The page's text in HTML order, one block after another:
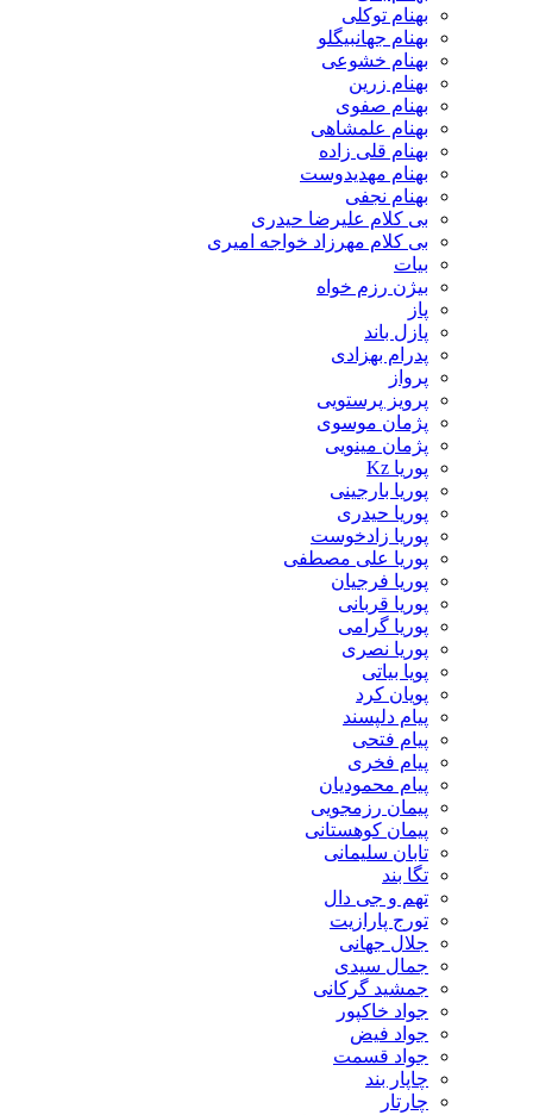
بهنام توکلی
بهنام جهانبیگلو
بهنام خشوعی
بهنام زرین
بهنام صفوی
بهنام علمشاهی
بهنام قلی زاده
بهنام مهدیدوست
بهنام نجفی
بی کلام علیرضا حیدری
بی کلام مهرزاد خواجه امیری
بیات
بیژن رزم خواه
پاز
پازل باند
پدرام بهزادی
پرواز
پرویز پرستویی
پژمان موسوی
پژمان مینویی
پوریا Kz
پوریا بارجینی
پوریا حیدری
پوریا زادخوست
پوریا علی مصطفی
پوریا فرجیان
پوریا قربانی
پوریا گرامی
پوریا نصری
پویا بیاتی
پویان کرد
پیام دلپسند
پیام فتحی
پیام فخری
پیام محمودیان
پیمان رزمجویی
پیمان کوهستانی
تابان سلیمانی
تگا بند
تهم و جی دال
تورج پارازیت
جلال جهانی
جمال سیدی
جمشید گرکانی
جواد خاکپور
جواد فیض
جواد قسمت
چاپار بند
چارتار